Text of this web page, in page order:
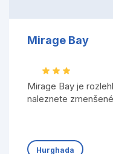
Mirage Bay
Mirage Bay je
naleznete
Hurghada